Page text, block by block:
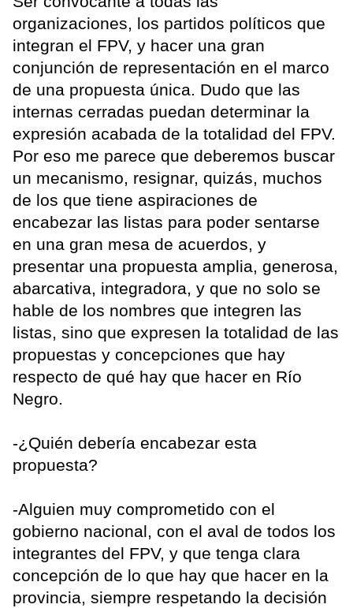
organizaciones, los partidos políticos que
integran el FPV, y hacer una gran
conjunción de representación en el marco
de una propuesta única. Dudo que las
internas cerradas puedan determinar la
expresión acabada de la totalidad del FPV.
Por eso me parece que deberemos buscar
un mecanismo, resignar, quizás, muchos
de los que tiene aspiraciones de
encabezar las listas para poder sentarse
en una gran mesa de acuerdos, y
presentar una propuesta amplia, generosa,
abarcativa, integradora, y que no solo se
hable de los nombres que integren las
listas, sino que expresen la totalidad de las
propuestas y concepciones que hay
respecto de qué hay que hacer en Río
Negro.
-¿Quién debería encabezar esta
propuesta?
-Alguien muy comprometido con el
gobierno nacional, con el aval de todos los
integrantes del FPV, y que tenga clara
concepción de lo que hay que hacer en la
provincia, siempre respetando la decisión